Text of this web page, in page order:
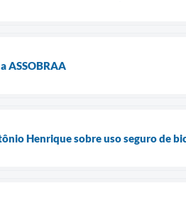
ASSOBRAA
Henrique sobre uso seguro de